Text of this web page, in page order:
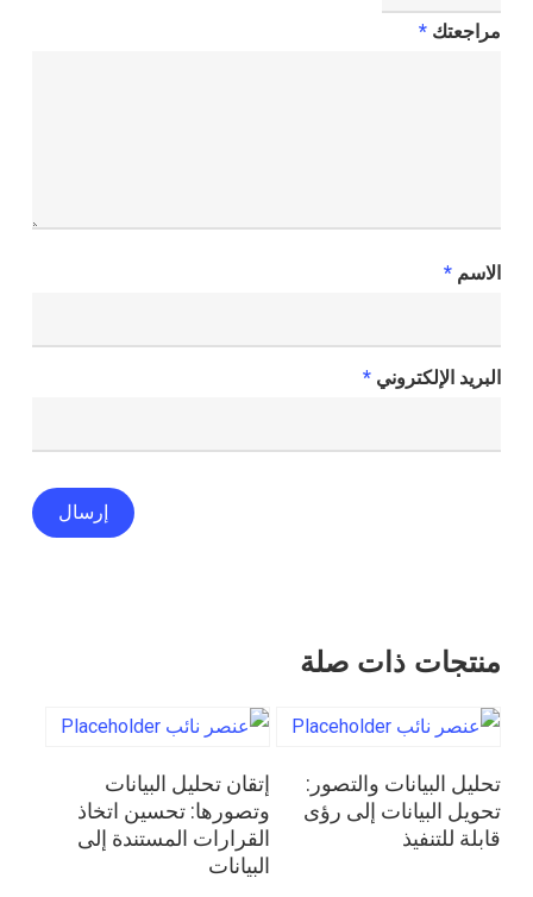
مراجعتك *
الاسم *
البريد الإلكتروني *
منتجات ذات صلة
قراءة المزيد
تحليل البيانات والتصور:
تحويل البيانات إلى رؤى
قابلة للتنفيذ
قراءة المزيد
إتقان تحليل البيانات
وتصورها: تحسين اتخاذ
القرارات المستندة إلى
البيانات